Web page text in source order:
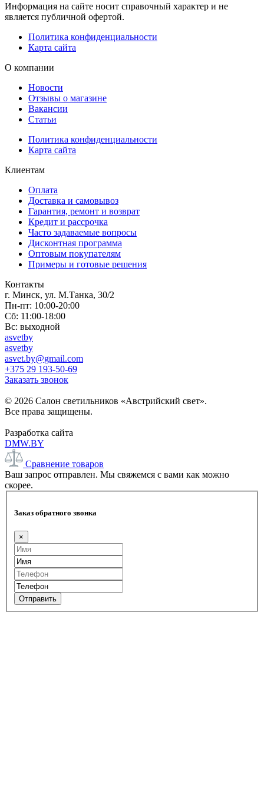
Информация на сайте носит справочный характер и не
является публичной офертой.
Политика конфиденциальности
Карта сайта
О компании
Новости
Отзывы о магазине
Вакансии
Статьи
Политика конфиденциальности
Карта сайта
Клиентам
Оплата
Доставка и самовывоз
Гарантия, ремонт и возврат
Кредит и рассрочка
Часто задаваемые вопросы
Дисконтная программа
Оптовым покупателям
Примеры и готовые решения
Контакты
г. Минск, ул. М.Танка, 30/2
Пн-пт: 10:00-20:00
Сб: 11:00-18:00
Вс: выходной
asvetby
asvetby
asvet.by@gmail.com
+375 29 193-50-69
Заказать звонок
© 2026 Салон светильников «Австрийский свет».
Все права защищены.
Разработка сайта
DMW.BY
Сравнение товаров
Ваш запрос отправлен. Мы свяжемся с вами как можно
скорее.
Заказ обратного звонка
×
Отправить